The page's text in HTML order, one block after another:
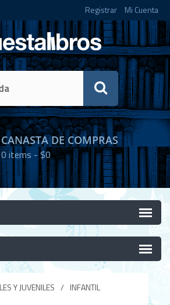
Registrar Mi Cuenta
CANASTA DE COMPRAS
0items -$0
Y JUVENILES / INFANTIL